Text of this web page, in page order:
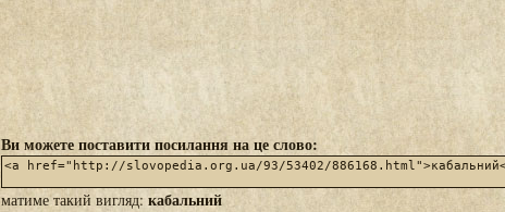
Ви можете поставити посилання на це слово:
матиме такий вигляд: кабальний